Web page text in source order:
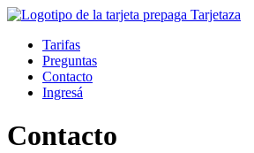
Tarifas
Preguntas
Contacto
Ingresá
Contacto